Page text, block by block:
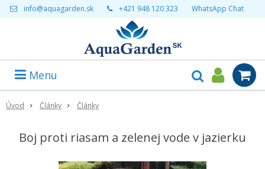
info@aquagarden.sk +421 948 120 323 WhatsApp Chat
Menu
Úvod Články Články
Boj proti riasam a zelenej vode v jazierku